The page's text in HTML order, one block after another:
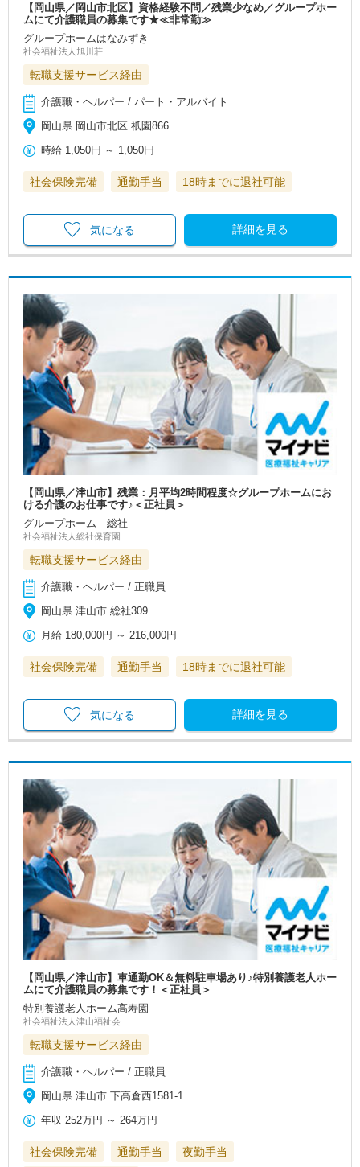
【岡山県／岡山市北区】資格経験不問／残業少なめ／グループホー
ムにて介護職員の募集です★≪非常勤≫
グループホームはなみずき
社会福祉法人旭川荘
転職支援サービス経由
介護職・ヘルパー / パート・アルバイト
岡山県 岡山市北区 祇園866
時給 1,050円 ～ 1,050円
社会保険完備 通勤手当 18時までに退社可能
詳細を見る
気になる
【岡山県／津山市】残業：月平均2時間程度☆グループホームにお
ける介護のお仕事です♪＜正社員＞
グループホーム 総社
社会福祉法人総社保育園
転職支援サービス経由
介護職・ヘルパー / 正職員
岡山県 津山市 総社309
月給 180,000円 ～ 216,000円
社会保険完備 通勤手当 18時までに退社可能
詳細を見る
気になる
【岡山県／津山市】車通勤OK＆無料駐車場あり♪特別養護老人ホー
ムにて介護職員の募集です！＜正社員＞
特別養護老人ホーム高寿園
社会福祉法人津山福祉会
転職支援サービス経由
介護職・ヘルパー / 正職員
岡山県 津山市 下高倉西1581-1
年収 252万円 ～264万円
社会保険完備 通勤手当
夜勤手当